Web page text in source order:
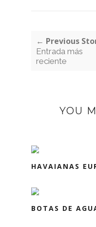
← Previous
Entrada más
reciente
YOU
HAVAIANAS
BOTAS DE